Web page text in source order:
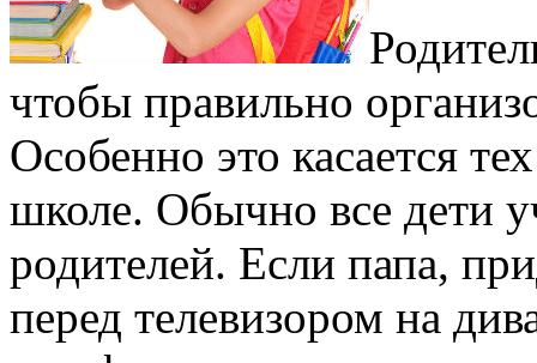
чтобы правильно
Особенно это касается
школе. Обычно все дети
родителей. Если папа,
перед телевизором на